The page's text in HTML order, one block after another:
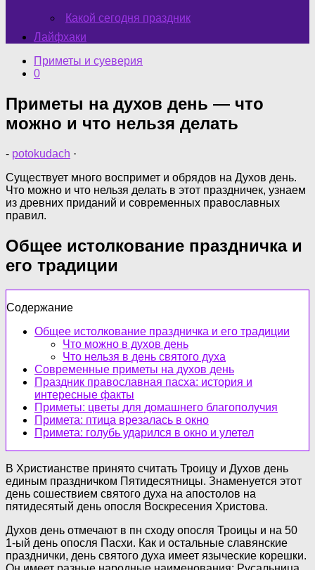
Какой сегодня праздник
Лайфхаки
Приметы и суеверия
0
Приметы на духов день — что
можно и что нельзя делать
- potokudach ·
Существует много воспримет и обрядов на Духов день.
Что можно и что нельзя делать в этот праздничек, узнаем
из древних приданий и современных православных
правил.
Общее истолкование праздничка и
его традиции
Содержание
Общее истолкование праздничка и его традиции
Что можно в духов день
Что нельзя в день святого духа
Современные приметы на духов день
Праздник православная пасха: история и
интересные факты
Приметы: цветы для домашнего благополучия
Примета: птица врезалась в окно
Примета: голубь ударился в окно и улетел
В Христианстве принято считать Троицу и Духов день
единым праздничком Пятидесятницы. Знаменуется этот
день сошествием святого духа на апостолов на
пятидесятый день опосля Воскресения Христова.
Духов день отмечают в пн сходу опосля Троицы и на 50
1-ый день опосля Пасхи. Как и остальные славянские
празднички, день святого духа имеет языческие корешки.